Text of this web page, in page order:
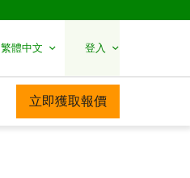
繁體中文 登入
立即獲取報價